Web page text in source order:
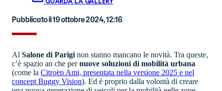
GUARDA LA GALLERY
Pubblicato il 19 ottobre 2024, 12:16
Al Salone di Pariginon stanno mancano le novità. Tra queste,
c’è spazio an che pernuove soluzioni di mobilità urbana
(come la Citroën Ami, presentata nella versione 2025 e nel
concept Buggy Vision). Ed è proprio dalla volontà di creare